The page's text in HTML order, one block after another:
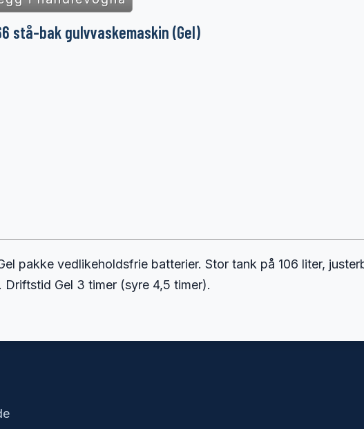
stå-bak gulvvaskemaskin (Gel)
pakke vedlikeholdsfrie batterier. Stor tank på 106 liter,
Gel 3 timer (syre 4,5 timer).